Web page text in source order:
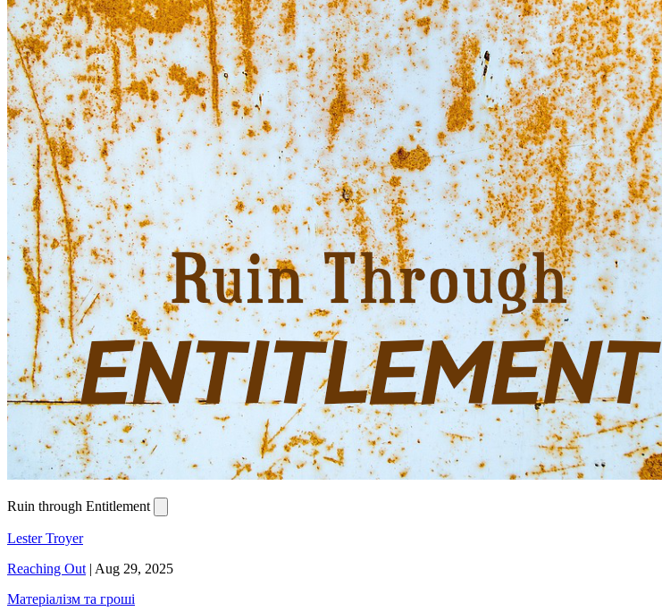
Ruin through Entitlement
Lester Troyer
Reaching Out | Aug 29, 2025
Матеріалізм та гроші